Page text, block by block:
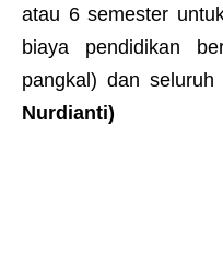
atau 6 semester
biaya pendidikan
pangkal) dan
Nurdianti)